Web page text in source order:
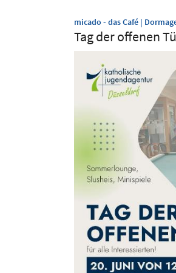
micado - das Café |
Tag der offenen